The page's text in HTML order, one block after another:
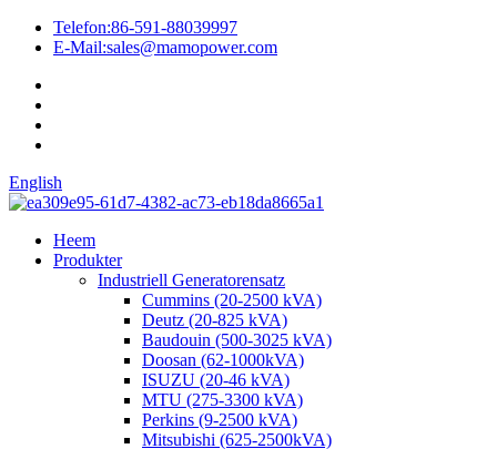
Telefon:86-591-88039997
E-Mail:sales@mamopower.com
English
Heem
Produkter
Industriell Generatorensatz
Cummins (20-2500 kVA)
Deutz (20-825 kVA)
Baudouin (500-3025 kVA)
Doosan (62-1000kVA)
ISUZU (20-46 kVA)
MTU (275-3300 kVA)
Perkins (9-2500 kVA)
Mitsubishi (625-2500kVA)